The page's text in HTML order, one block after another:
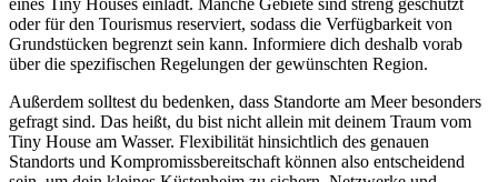
oder für den Tourismus reserviert, sodass die Verfügbarkeit von
Grundstücken begrenzt sein kann. Informiere dich deshalb vorab
über die spezifischen Regelungen der gewünschten Region.
Außerdem solltest du bedenken, dass Standorte am Meer besonders
gefragt sind. Das heißt, du bist nicht allein mit deinem Traum vom
Tiny House am Wasser. Flexibilität hinsichtlich des genauen
Standorts und Kompromissbereitschaft können also entscheidend